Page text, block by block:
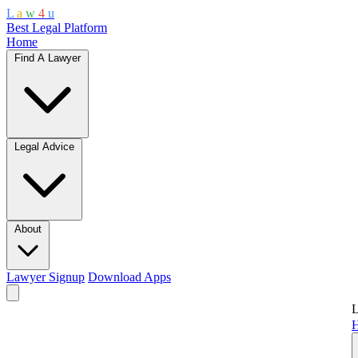
L a w 4 u
Best Legal Platform
Home
Find A Lawyer
Legal Advice
About
Lawyer Signup Download Apps